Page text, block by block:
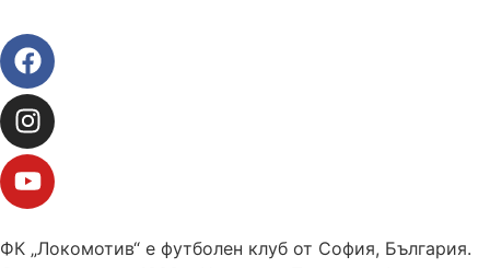
ФК „Локомотив“ е футболен клуб от София, България.